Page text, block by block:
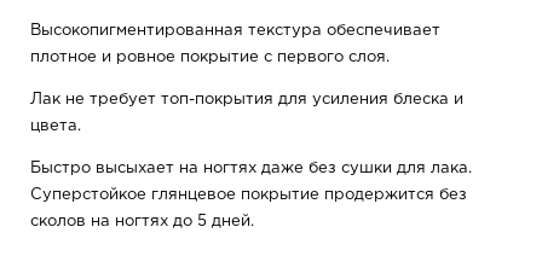
Высокопигментированная текстура обеспечивает
плотное и ровное покрытие с первого слоя.
Лак не требует топ-покрытия для усиления блеска и
цвета.
Быстро высыхает на ногтях даже без сушки для лака.
Суперстойкое глянцевое покрытие продержится без
сколов на ногтях до 5 дней.